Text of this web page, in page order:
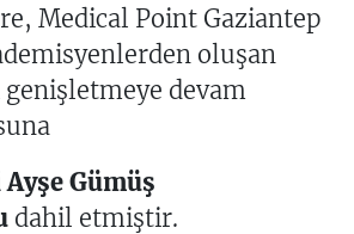
Medical Point Gaziantep
oluşan
devam
Gümüş
dahil etmiştir.